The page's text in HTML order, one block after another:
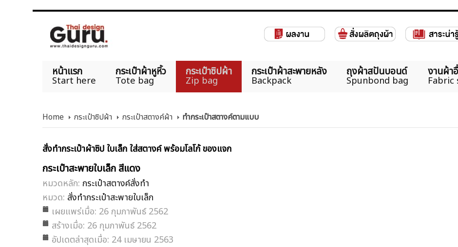
หน้าแรก
Start here
กระเป๋าผ้าหูหิ้ว
Tote bag
กระเป๋าซิปผ้า
Zip bag
กระเป๋าผ้าสะพายหลัง
Backpack
ถุงผ้าสปันบอนด์
Spunbond bag
งานผ้า
Home กระเป๋าซิปผ้า กระเป๋าสตางค์ผ้า ทำกระเป๋าสตางค์ตามแบบ
สั่งทำกระเป๋าผ้าซิป ใบเล็ก ใส่สตางค์ พร้อมโลโก้ ของแจก
กระเป๋าสะพายใบเล็ก สีแดง
หมวดหลัก: กระเป๋าสตางค์สั่งทำ
หมวด: สั่งทำกระเป๋าสะพายใบเล็ก
เผยแพร่เมื่อ: 26 กุมภาพันธ์ 2562
สร้างเมื่อ: 26 กุมภาพันธ์ 2562
อัปเดตล่าสุดเมื่อ: 24 เมษายน 2563